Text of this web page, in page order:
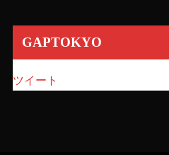
GAPTOKYO
ツイート